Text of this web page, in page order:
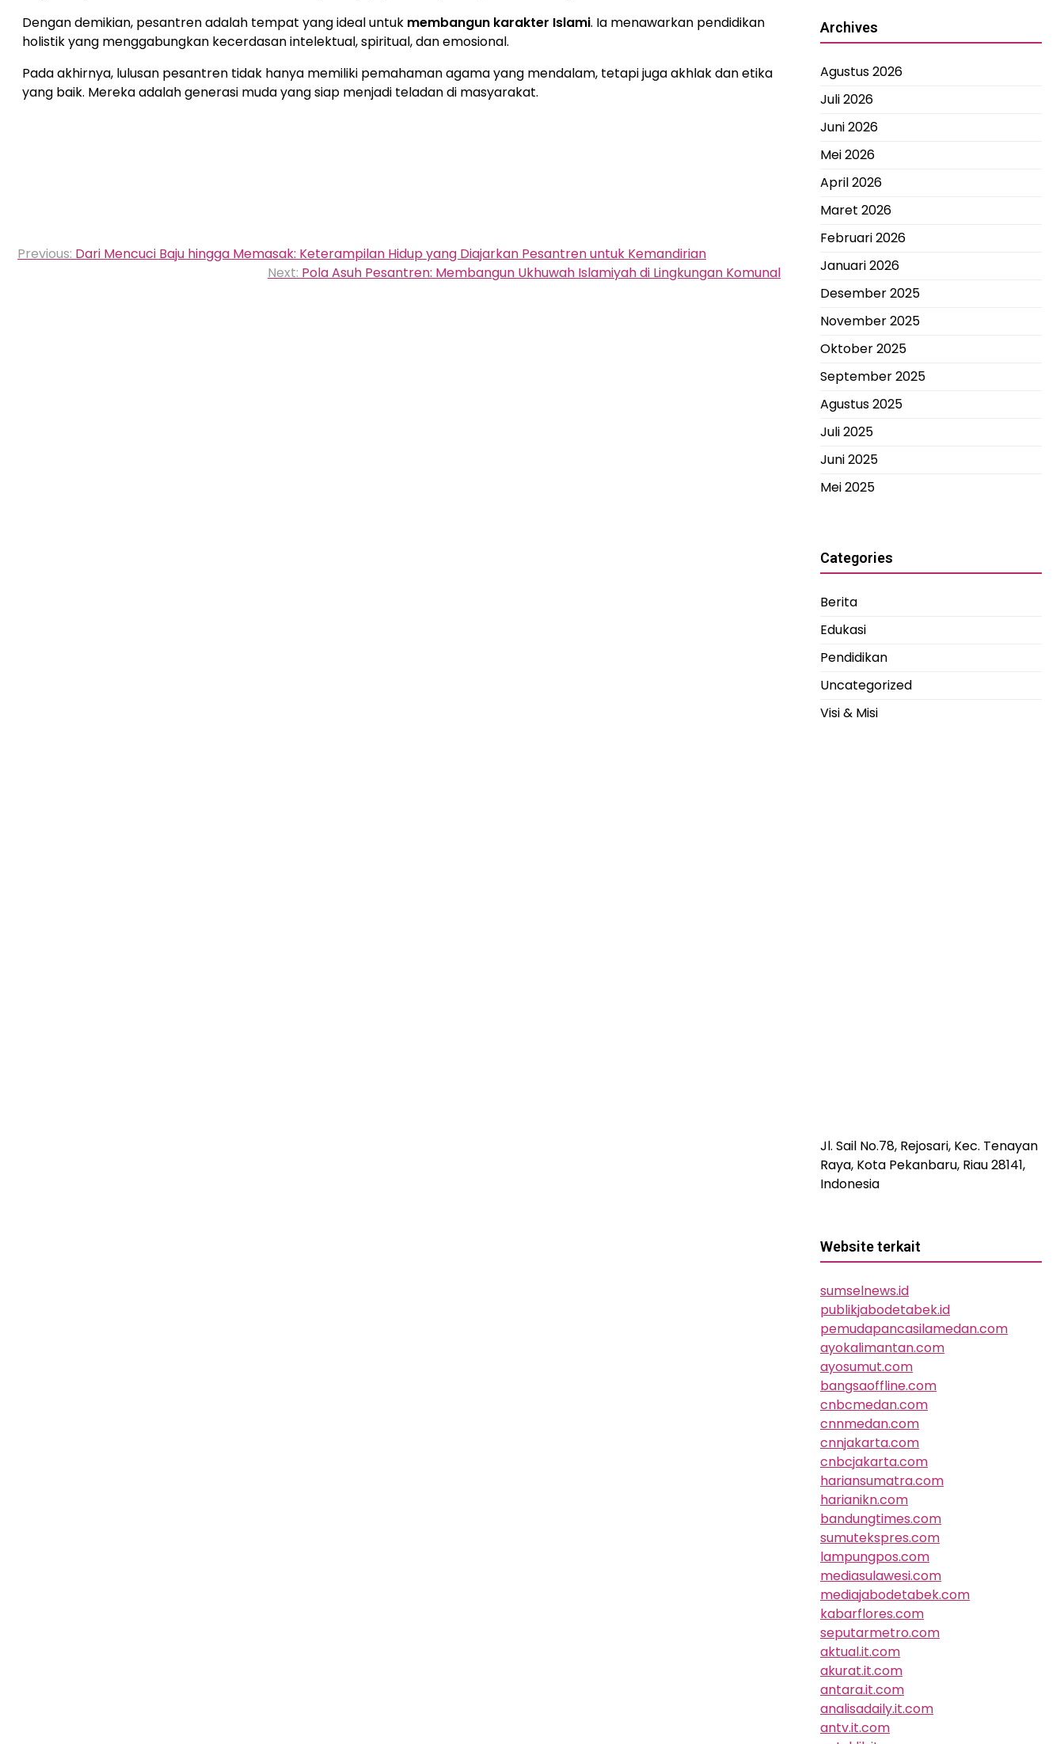
Dengan demikian, pesantren adalah tempat yang ideal untuk membangun karakter Islami. Ia menawarkan pendidikan
holistik yang menggabungkan kecerdasan intelektual, spiritual, dan emosional.
Pada akhirnya, lulusan pesantren tidak hanya memiliki pemahaman agama yang mendalam, tetapi juga akhlak dan etika
yang baik. Mereka adalah generasi muda yang siap menjadi teladan di masyarakat.
Navigasi
Previous: Dari Mencuci Baju hingga Memasak: Keterampilan Hidup yang Diajarkan Pesantren untuk Kemandirian
Next: Pola Asuh Pesantren: Membangun Ukhuwah Islamiyah di Lingkungan Komunal
Archives
Agustus 2026
Juli 2026
Juni 2026
Mei 2026
April 2026
Maret 2026
Februari 2026
Januari 2026
Desember 2025
November 2025
Oktober 2025
September 2025
Agustus 2025
Juli 2025
Juni 2025
Mei 2025
Categories
Berita
Edukasi
Pendidikan
Uncategorized
Visi & Misi
Jl. Sail No.78, Rejosari, Kec. Tenayan
Raya, Kota Pekanbaru, Riau 28141,
Indonesia
Website terkait
sumselnews.id
publikjabodetabek.id
pemudapancasilamedan.com
ayokalimantan.com
ayosumut.com
bangsaoffline.com
cnbcmedan.com
cnnmedan.com
cnnjakarta.com
cnbcjakarta.com
hariansumatra.com
harianikn.com
bandungtimes.com
sumutekspres.com
lampungpos.com
mediasulawesi.com
mediajabodetabek.com
kabarflores.com
seputarmetro.com
aktual.it.com
akurat.it.com
antara.it.com
analisadaily.it.com
antv.it.com